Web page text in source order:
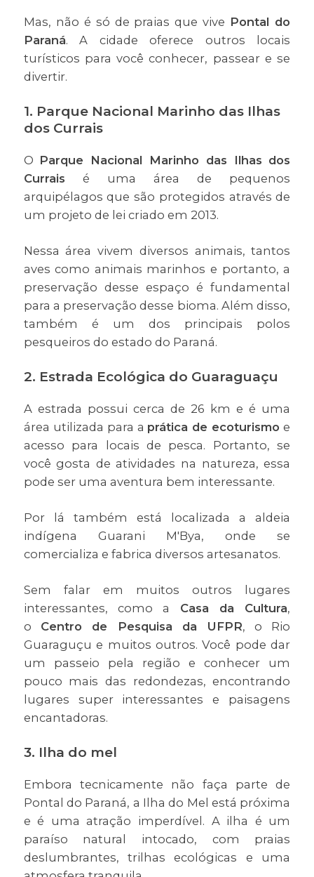
Mas, não é só de praias que vive Pontal do
Paraná. A cidade oferece outros locais
turísticos para você conhecer, passear e se
divertir.
1. Parque Nacional Marinho das Ilhas
dos Currais
O Parque Nacional Marinho das Ilhas dos
Currais é uma área de pequenos
arquipélagos que são protegidos através de
um projeto de lei criado em 2013.
Nessa área vivem diversos animais, tantos
aves como animais marinhos e portanto, a
preservação desse espaço é fundamental
para a preservação desse bioma. Além disso,
também é um dos principais polos
pesqueiros do estado do Paraná.
2. Estrada Ecológica do Guaraguaçu
A estrada possui cerca de 26 km e é uma
área utilizada para a prática de ecoturismo e
acesso para locais de pesca. Portanto, se
você gosta de atividades na natureza, essa
pode ser uma aventura bem interessante.
Por lá também está localizada a aldeia
indígena Guarani M'Bya, onde se
comercializa e fabrica diversos artesanatos.
Sem falar em muitos outros lugares
interessantes, como a Casa da Cultura,
o Centro de Pesquisa da UFPR, o Rio
Guaraguçu e muitos outros. Você pode dar
um passeio pela região e conhecer um
pouco mais das redondezas, encontrando
lugares super interessantes e paisagens
encantadoras.
3. Ilha do mel
Embora tecnicamente não faça parte de
Pontal do Paraná, a Ilha do Mel está próxima
e é uma atração imperdível. A ilha é um
paraíso natural intocado, com praias
deslumbrantes, trilhas ecológicas e uma